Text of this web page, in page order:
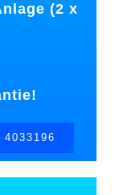
(2 x
4033196